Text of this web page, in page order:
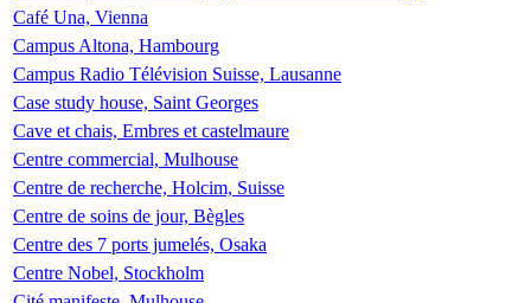
Café Una, Vienna
Campus Altona, Hambourg
Campus Radio Télévision Suisse, Lausanne
Case study house, Saint Georges
Cave et chais, Embres et castelmaure
Centre commercial, Mulhouse
Centre de recherche, Holcim, Suisse
Centre de soins de jour, Bègles
Centre des 7 ports jumelés, Osaka
Centre Nobel, Stockholm